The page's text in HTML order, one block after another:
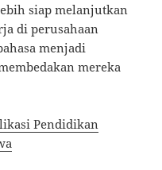
siap melanjutkan
di perusahaan
menjadi
mereka
Pendidikan